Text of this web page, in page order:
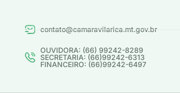
contato@camaravilarica.mt.gov.br
OUVIDORA: (66) 99242-8289
SECRETARIA: (66)99242-6313
FINANCEIRO: (66)99242-6497